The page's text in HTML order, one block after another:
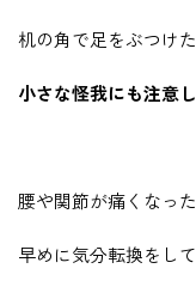
机の角で足をぶつけ
小さな怪我にも注意
腰や関節が痛くなっ
早めに気分転換をし